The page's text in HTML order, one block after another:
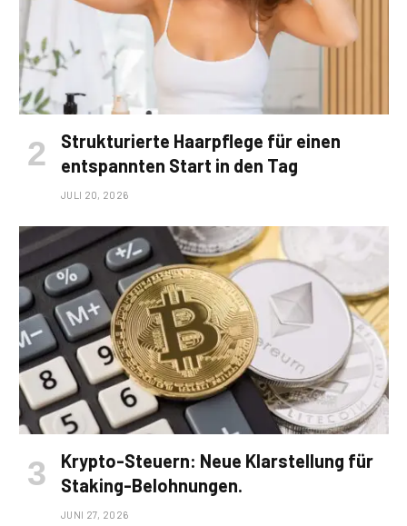
Strukturierte Haarpflege für einen
entspannten Start in den Tag
JULI 20, 2026
Krypto-Steuern: Neue Klarstellung für
Staking-Belohnungen.
JUNI 27, 2026